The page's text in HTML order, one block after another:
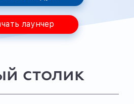
лаунчер
столик